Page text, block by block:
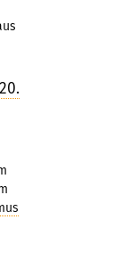
20.